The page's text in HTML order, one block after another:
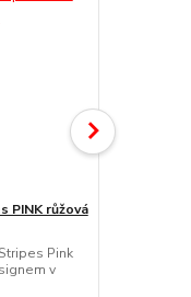
PINK růžová
Pink
v